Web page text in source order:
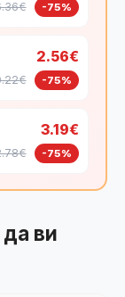
-75%
2.56€
-75%
3.19€
-75%
ви